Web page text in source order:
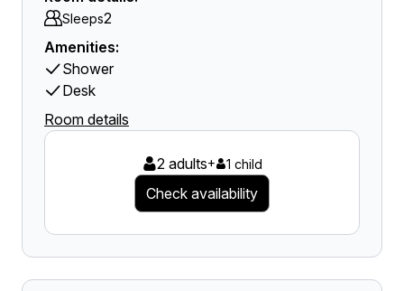
Sleeps2
Amenities:
Shower
Desk
Room details
2 adults+ 1 child
Check availability